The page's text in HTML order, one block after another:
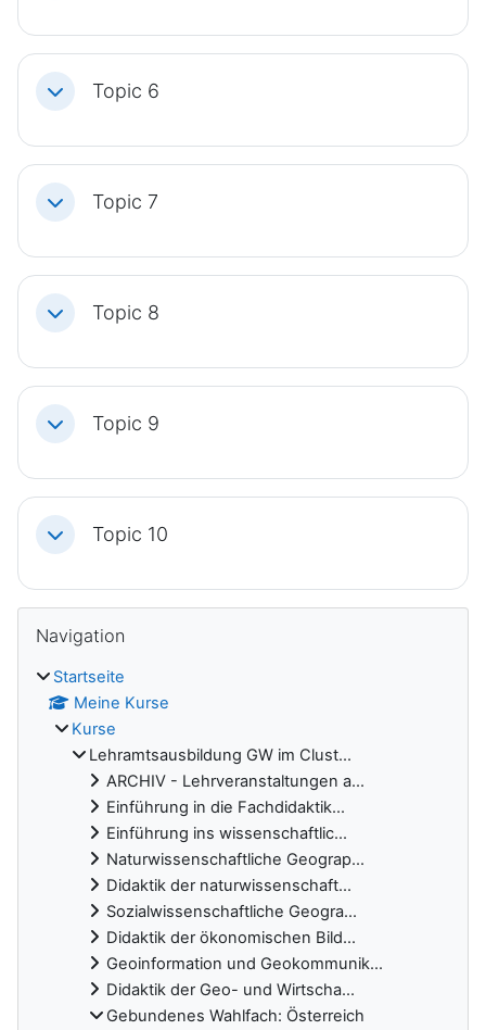
Einklappen
Topic 6
Einklappen
Topic 7
Einklappen
Topic 8
Einklappen
Topic 9
Einklappen
Topic 10
Blöcke
Navigation
Startseite
Meine Kurse
Kurse
Lehramtsausbildung GW im Clust...
ARCHIV - Lehrveranstaltungen a...
Einführung in die Fachdidaktik...
Einführung ins wissenschaftlic...
Naturwissenschaftliche Geograp...
Didaktik der naturwissenschaft...
Sozialwissenschaftliche Geogra...
Didaktik der ökonomischen Bild...
Geoinformation und Geokommunik...
Didaktik der Geo- und Wirtscha...
Gebundenes Wahlfach: Österreich